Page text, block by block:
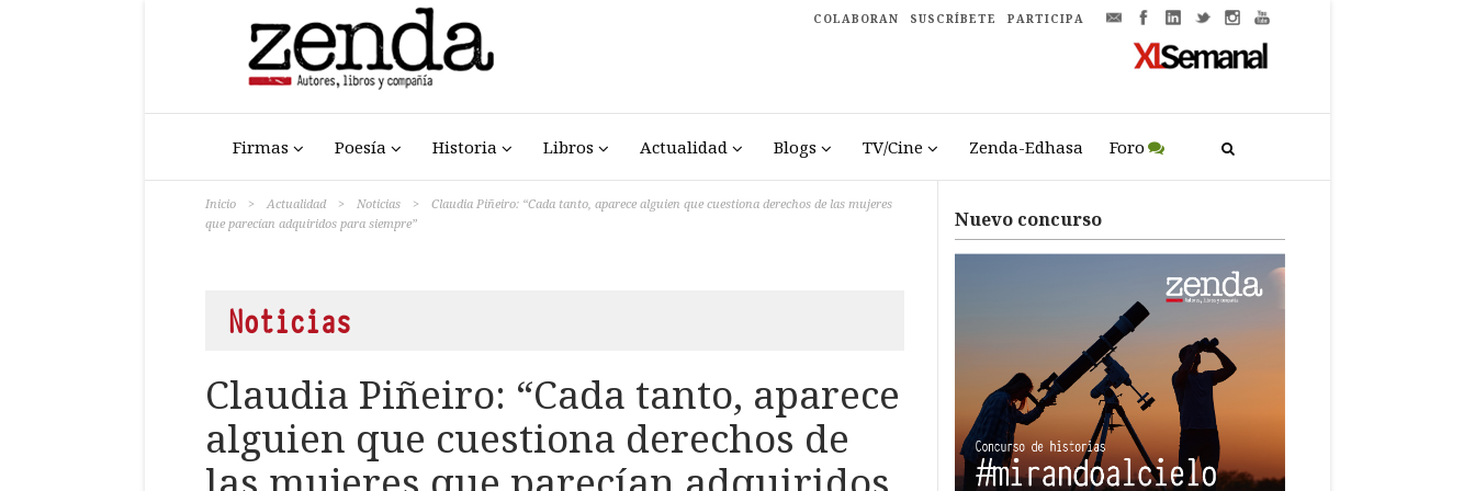
COLABORAN SUSCRÍBETE PARTICIPA
Firmas Poesía Historia Libros Actualidad Blogs TV/Cine Zenda-Edhasa Foro
Inicio > Actualidad > Noticias >
Claudia Piñeiro: “Cada tanto, aparece alguien que cuestiona derechos de las mujeres
que parecían adquiridos para siempre”
Noticias
Claudia Piñeiro: “Cada tanto, aparece
alguien que cuestiona derechos de
Nuevo concurso